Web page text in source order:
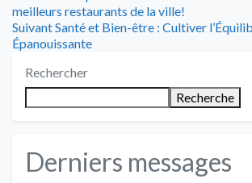
de
l’article
précédent
:
meilleurs restaurants de la ville!
SuivantArticle
suivant
Santé et Bien-être : Cultiver
Épanouissante
Rechercher
Recherche
Derniers messages